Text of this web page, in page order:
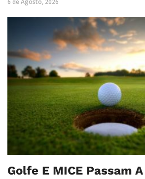
6 de Agosto, 2026
Golfe E MICE Passam